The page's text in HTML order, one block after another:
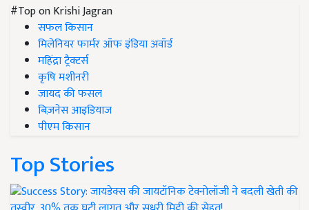
#Top on Krishi Jagran
सफल किसान
मिलेनियर फार्मर ऑफ इंडिया अवॉर्ड
महिंद्रा ट्रैक्टर्स
कृषि मशीनरी
जायद की फसल
बिज़नेस आइडियाज
पीएम किसान
Top Stories